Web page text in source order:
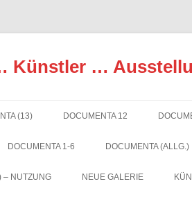
Künstler …
(13) DOCUMENTA 12
DOCUMENTA 1-6 DOCUMENTA (ALLG.)
– NUTZUNG NEUE GALERIE